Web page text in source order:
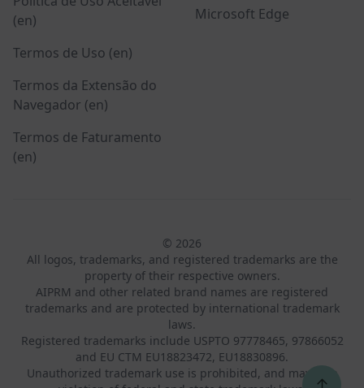
(en)
Termos de Uso (en)
Termos da Extensão do
Navegador (en)
Termos de Faturamento
(en)
Microsoft Edge
© 2026
All logos, trademarks, and registered trademarks are the
property of their respective owners.
AIPRM and other related brand names are registered
trademarks and are protected by international trademark
laws.
Registered trademarks include USPTO 97778465, 97866052
and EU CTM EU18823472, EU18830896.
Unauthorized trademark use is prohibited, and may be a